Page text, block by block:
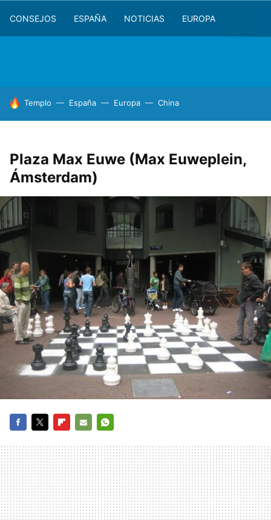
CONSEJOS ESPAÑA NOTICIAS EUROPA
HOY SE HABLA DE
Templo España Europa China
Plaza Max Euwe (Max Euweplein,
Ámsterdam)
MAIL